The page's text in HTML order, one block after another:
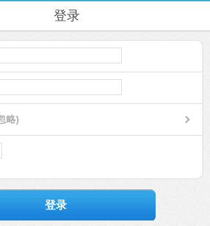
登录
略)
登录